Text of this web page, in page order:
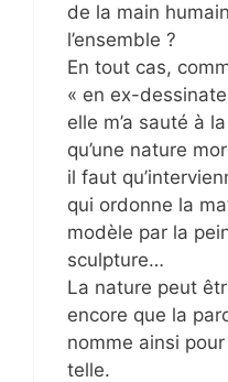
de la main
l’ensemble ?
En tout cas,
« en ex-
elle m’a sauté à
qu’une nature
il faut
qui ordonne la
modèle par la
sculpture…
La nature peut
encore que la
nomme ainsi
telle.